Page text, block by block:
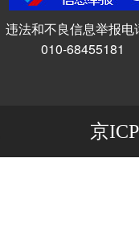
违法和不良信息举报电
010-68455181
京